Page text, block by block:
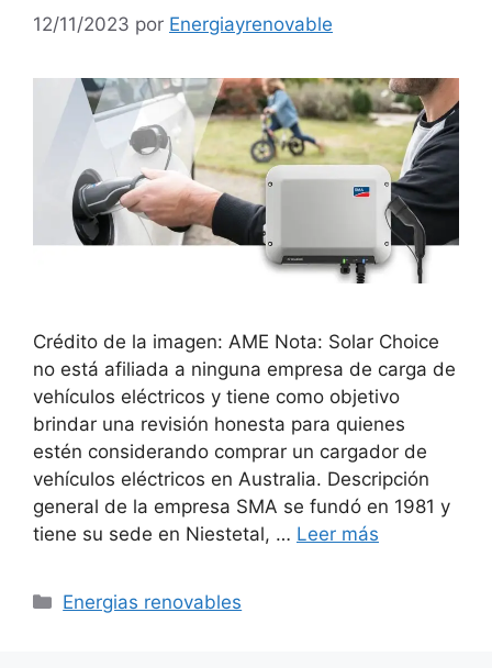
12/11/2023 por Energiayrenovable
Crédito de la imagen: AME Nota: Solar Choice
no está afiliada a ninguna empresa de carga de
vehículos eléctricos y tiene como objetivo
brindar una revisión honesta para quienes
estén considerando comprar un cargador de
vehículos eléctricos en Australia. Descripción
general de la empresa SMA se fundó en 1981 y
tiene su sede en Niestetal, … Leer más
Categorías
Energias renovables